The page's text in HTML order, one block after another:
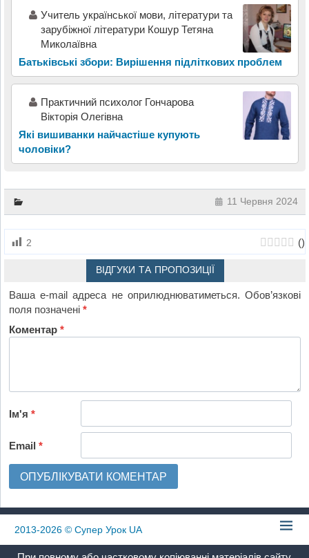
Учитель української мови, літератури та
зарубіжної літератури Кошур Тетяна
Миколаївна
Батьківські збори: Вирішення підліткових проблем
Практичний психолог Гончарова
Вікторія Олегівна
Які вишиванки найчастіше купують
чоловіки?
11 Червня 2024
2 ()
ВІДГУКИ ТА ПРОПОЗИЦІЇ
Ваша e-mail адреса не оприлюднюватиметься. Обов’язкові
поля позначені*
Коментар*
Ім'я*
Email*
2013-2026 © Супер Урок UA